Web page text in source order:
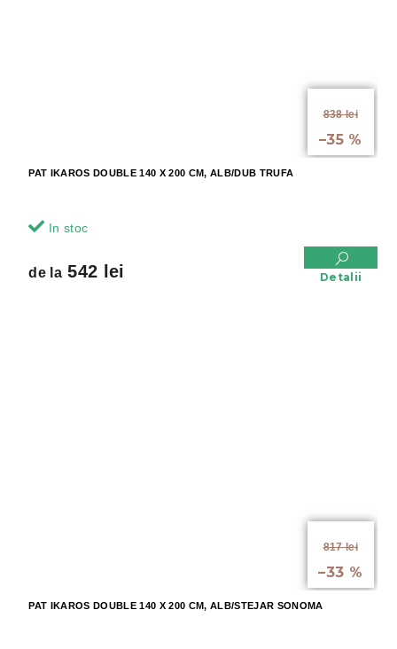
838 lei
–35 %
PAT IKAROS DOUBLE 140 X 200 CM, ALB/DUB TRUFA
In stoc
de la542 lei Detalii
817 lei
–33 %
PAT IKAROS DOUBLE 140 X 200 CM, ALB/STEJAR SONOMA